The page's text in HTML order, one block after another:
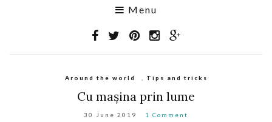
Menu
Around the world Tips and tricks
Cu mașina prin lume
30 June 2019 1 Comment